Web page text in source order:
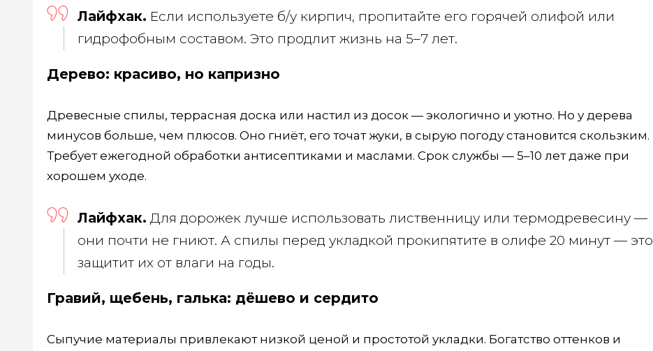
Лайфхак. Если используете б/у кирпич, пропитайте его горячей олифой или
гидрофобным составом. Это продлит жизнь на 5–7 лет.
Дерево: красиво, но капризно
Древесные спилы, террасная доска или настил из досок — экологично и уютно. Но у дерева
минусов больше, чем плюсов. Оно гниёт, его точат жуки, в сырую погоду становится скользким.
Требует ежегодной обработки антисептиками и маслами. Срок службы — 5–10 лет даже при
хорошем уходе.
Лайфхак. Для дорожек лучше использовать лиственницу или термодревесину —
они почти не гниют. А спилы перед укладкой прокипятите в олифе 20 минут — это
защитит их от влаги на годы.
Гравий, щебень, галька: дёшево и сердито
Сыпучие материалы привлекают низкой ценой и простотой укладки. Богатство оттенков и